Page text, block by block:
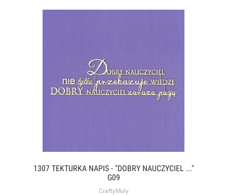
1307 TEKTURKA NAPIS - "DOBRY NAUCZYCIEL ..."
G09
CraftyMoly